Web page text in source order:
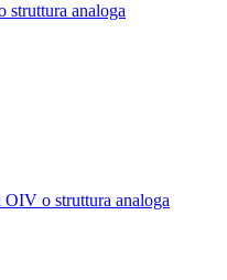
struttura analoga
OIV o struttura analoga